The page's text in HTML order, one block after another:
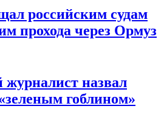
российским судам
прохода через Ормуз
назвал
гоблином»